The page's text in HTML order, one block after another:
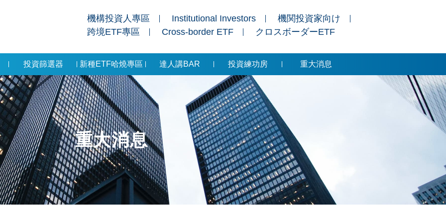
機構投資人專區 Institutional Investors
機関投資家向け
跨境ETF專區
Cross-border ETF クロスボーダーETF
投資篩選器 新種ETF哈燒專區 達人講BAR 投資練功房 重大消息
重大消息